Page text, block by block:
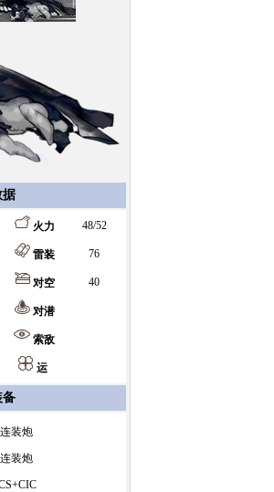
据
火力 48/52
雷装 76
对空 40
对潜
索敌
运
备
装炮
装炮